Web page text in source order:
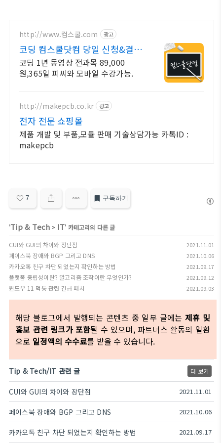
http://www.컴스쿨.com 광고
코딩 컴스쿨닷컴 당일 신청&결제
시 기프티콘!
코딩 1년 동영상 전과목 89,000
원,365일 피씨와 모바일 수강가능.
http://makepcb.co.kr 광고
전자 전문 쇼핑몰
제품 개발 및 부품,모듈 판매 기술상담가능 카톡ID :
makepcb
7 구독하기
'Tip & Tech > IT' 카테고리의 다른 글
CUI와 GUI의 차이와 장단점 2021.11.01
페이스북 장애와 BGP 그리고 DNS 2021.10.06
카카오톡 친구 차단 되었는지 확인하는 방법 2021.09.17
플랫폼 중립성이란? 알고리즘 조작이란 무엇인가? 2021.09.12
윈도우 11 먹통 관련 긴급 패치 2021.09.03
해당 블로그에서 발행되는 콘텐츠 중 일부 글에는 제휴 및
홍보 관련 링크가 포함될 수 있으며, 파트너스 활동의 일환
으로 일정액의 수수료를 받을 수 있습니다.
Tip & Tech/IT 관련 글 더 보기
CUI와 GUI의 차이와 장단점 2021.11.01
페이스북 장애와 BGP 그리고 DNS 2021.10.06
카카오톡 친구 차단 되었는지 확인하는 방법 2021.09.17